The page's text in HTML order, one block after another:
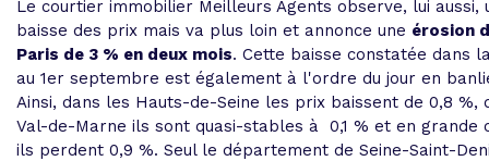
Le courtier immobilier Meilleurs Agents observe, lui aussi,
baisse des prix mais va plus loin et annonce une érosion
Paris de 3 % en deux mois. Cette baisse constatée dans
au 1er septembre est également à l'ordre du jour en
Ainsi, dans les Hauts-de-Seine les prix baissent de 0,8 %,
Val-de-Marne ils sont quasi-stables à  0,1 % et en grande
ils perdent 0,9 %. Seul le département de Seine-Saint-